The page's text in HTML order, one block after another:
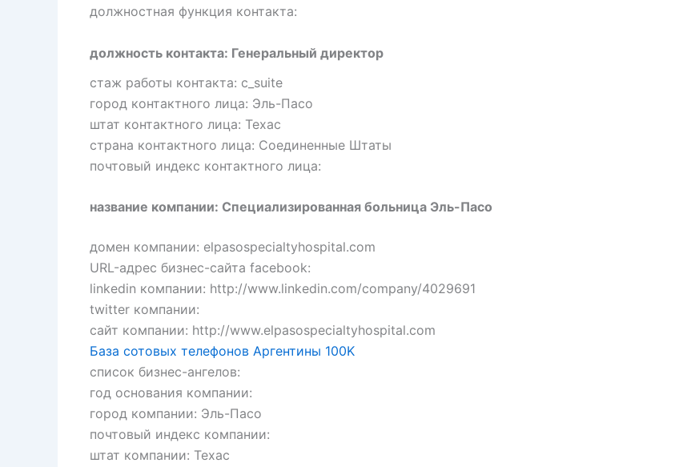
должностная функция контакта:
должность контакта: Генеральный директор
стаж работы контакта: c_suite
город контактного лица: Эль-Пасо
штат контактного лица: Техас
страна контактного лица: Соединенные Штаты
почтовый индекс контактного лица:
название компании: Специализированная больница Эль-Пасо
домен компании: elpasospecialtyhospital.com
URL-адрес бизнес-сайта facebook:
linkedin компании: http://www.linkedin.com/company/4029691
twitter компании:
сайт компании: http://www.elpasospecialtyhospital.com
База сотовых телефонов Аргентины 100K
список бизнес-ангелов:
год основания компании:
город компании: Эль-Пасо
почтовый индекс компании:
штат компании: Техас